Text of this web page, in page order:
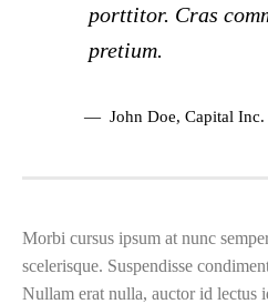
porttitor. Cras
pretium.
John Doe, Capital Inc.
Morbi cursus ipsum at nunc
scelerisque. Suspendisse
Nullam erat nulla, auctor id lectus